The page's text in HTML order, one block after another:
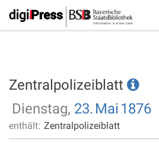
Zentralpolizeiblatt
Dienstag, 23. Mai 1876
enthält: Zentralpolizeiblatt